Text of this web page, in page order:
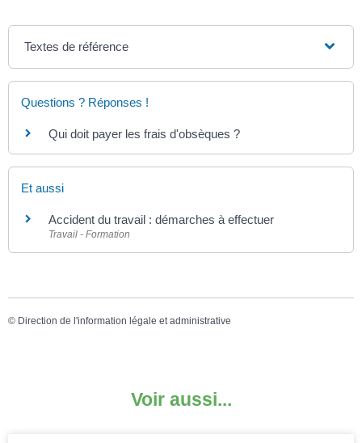
Textes de référence
Questions ? Réponses !
Qui doit payer les frais d'obsèques ?
Et aussi
Accident du travail : démarches à effectuer
Travail - Formation
© Direction de l'information légale et administrative
Voir aussi...